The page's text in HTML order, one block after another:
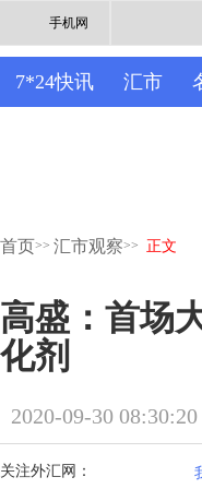
手机网
7*24快讯 汇市
首页>> 汇市观察>> 正文
高盛：首场
化剂
2020-09-30 08:30:20
关注外汇网：